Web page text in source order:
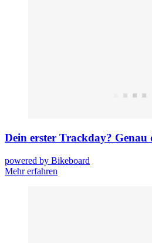
Dein erster Trackday?
powered by Bikeboard
Mehr erfahren